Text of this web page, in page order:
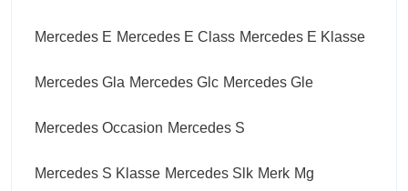
Mercedes E Mercedes E Class Mercedes E Klasse
Mercedes Gla Mercedes Glc Mercedes Gle
Mercedes Occasion Mercedes S
Mercedes S Klasse Mercedes Slk Merk Mg